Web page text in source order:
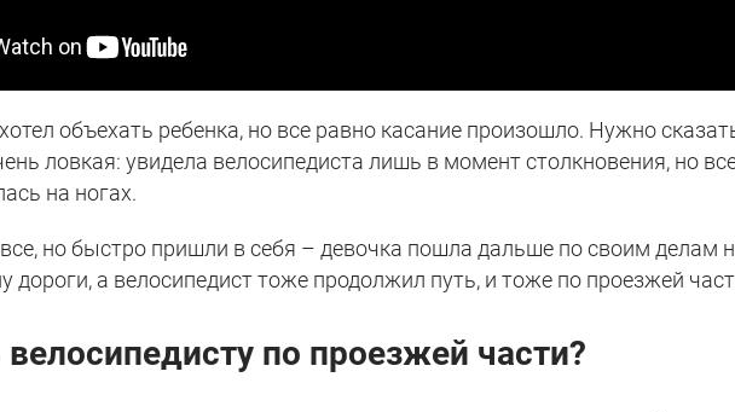
объехать ребенка, но все равно касание произошло. Нужно
ловкая: увидела велосипедиста лишь в момент столкновения, но
на ногах.
но быстро пришли в себя – девочка пошла дальше по своим делам
дороги, а велосипедист тоже продолжил путь, и тоже по проезжей
по проезжей части?